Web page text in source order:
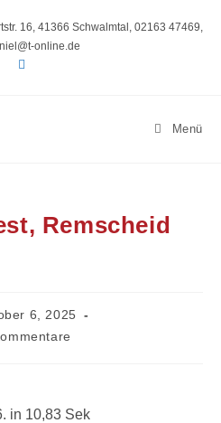
16, 41366 Schwalmtal, 02163 47469,
online.de
Menü
Remscheid
6, 2025
in 10,83 Sek